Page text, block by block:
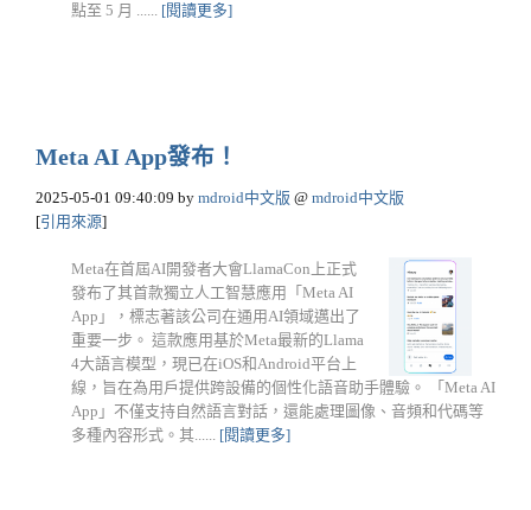
點至 5 月 ...... [閱讀更多]
Meta AI App發布！
2025-05-01 09:40:09 by mdroid中文版 @ mdroid中文版
[引用來源]
Meta在首屆AI開發者大會LlamaCon上正式
發布了其首款獨立人工智慧應用「Meta AI
App」，標志著該公司在通用AI領域邁出了
重要一步。​ 這款應用基於Meta最新的Llama
4大語言模型，現已在iOS和Android平台上
線，旨在為用戶提供跨設備的個性化語音助手體驗。​ 「Meta AI
App」不僅支持自然語言對話，還能處理圖像、音頻和代碼等
多種內容形式。​其...... [閱讀更多]